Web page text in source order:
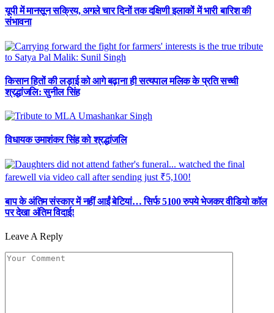
यूपी में मानसून सक्रिय, अगले चार दिनों तक दक्षिणी इलाकों में भारी बारिश की
संभावना
किसान हितों की लड़ाई को आगे बढ़ाना ही सत्यपाल मलिक के प्रति सच्ची
श्रद्धांजलि: सुनील सिंह
विधायक उमाशंकर सिंह को श्रद्धांजलि
बाप के अंतिम संस्कार में नहीं आईं बेटियां… सिर्फ 5100 रुपये भेजकर वीडियो कॉल
पर देखा अंतिम विदाई!
Leave A Reply